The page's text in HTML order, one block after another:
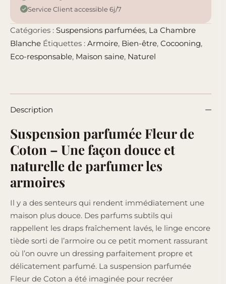
Service Client accessible 6j/7
Catégories : Suspensions parfumées, La Chambre
Blanche Étiquettes : Armoire, Bien-être, Cocooning,
Eco-responsable, Maison saine, Naturel
Description
Suspension parfumée Fleur de
Coton – Une façon douce et
naturelle de parfumer les
armoires
Il y a des senteurs qui rendent immédiatement une
maison plus douce. Des parfums subtils qui
rappellent les draps fraîchement lavés, le linge encore
tiède sorti de l’armoire ou ce petit moment rassurant
où l’on ouvre un dressing parfaitement propre et
délicatement parfumé. La suspension parfumée
Fleur de Coton a été imaginée pour recréer